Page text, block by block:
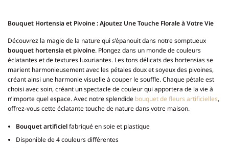
Bouquet Hortensia et Pivoine : Ajoutez Une Touche Florale à Votre Vie
Découvrez la magie de la nature qui s’épanouit dans notre somptueux
bouquet hortensia et pivoine. Plongez dans un monde de couleurs
éclatantes et de textures luxuriantes. Les tons délicats des hortensias se
marient harmonieusement avec les pétales doux et soyeux des pivoines,
créant ainsi une harmonie visuelle à couper le souffle. Chaque pétale est
choisi avec soin, créant un spectacle de couleur qui apportera de la vie à
n’importe quel espace. Avec notre splendide bouquet de fleurs artificielles,
offrez-vous cette éclatante touche de nature dans votre maison.
Bouquet artificielfabriqué en soie et plastique
Disponible de 4 couleurs différentes